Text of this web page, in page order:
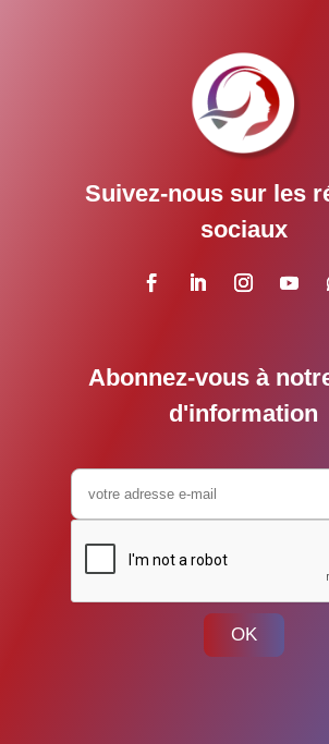
Suivez-nous sur les
sociaux
Abonnez-vous à
d'information
OK